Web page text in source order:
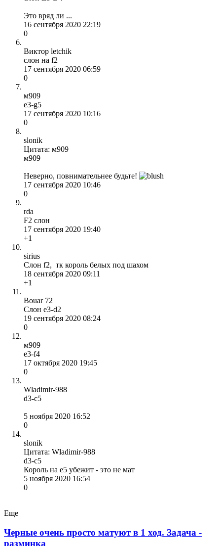
Это вряд ли ...
16 сентября 2020 22:19
0
Виктор letchik
слон на f2
17 сентября 2020 06:59
0
м909
e3-g5
17 сентября 2020 10:16
0
slonik
Цитата: м909
м909
Неверно, повнимательнее будьте!
17 сентября 2020 10:46
0
rda
F2 слон
17 сентября 2020 19:40
+1
sirius
Слон f2, тк король белых под шахом
18 сентября 2020 09:11
+1
Bouar 72
Слон e3-d2
19 сентября 2020 08:24
0
м909
e3-f4
17 октября 2020 19:45
0
Wladimir-988
d3-c5
5 ноября 2020 16:52
0
slonik
Цитата: Wladimir-988
d3-c5
Король на е5 убежит - это не мат
5 ноября 2020 16:54
0
Еще
Черные очень просто матуют в 1 ход. Задача -
разминка